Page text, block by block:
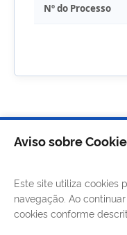
Nº do Processo
Aviso sobre
Este site utiliza cookies
navegação. Ao
cookies conforme